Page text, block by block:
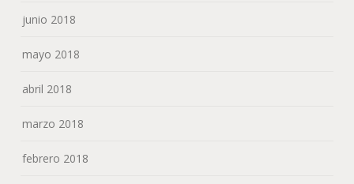
junio 2018
mayo 2018
abril 2018
marzo 2018
febrero 2018